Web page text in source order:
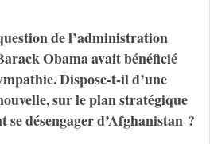
de l’administration
Obama avait bénéficié
Dispose-t-il d’une
sur le plan stratégique
désengager d’Afghanistan ?